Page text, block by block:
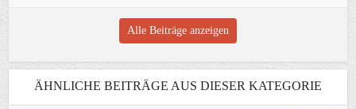
Alle Beiträge anzeigen
ÄHNLICHE BEITRÄGE AUS DIESER KATEGORIE